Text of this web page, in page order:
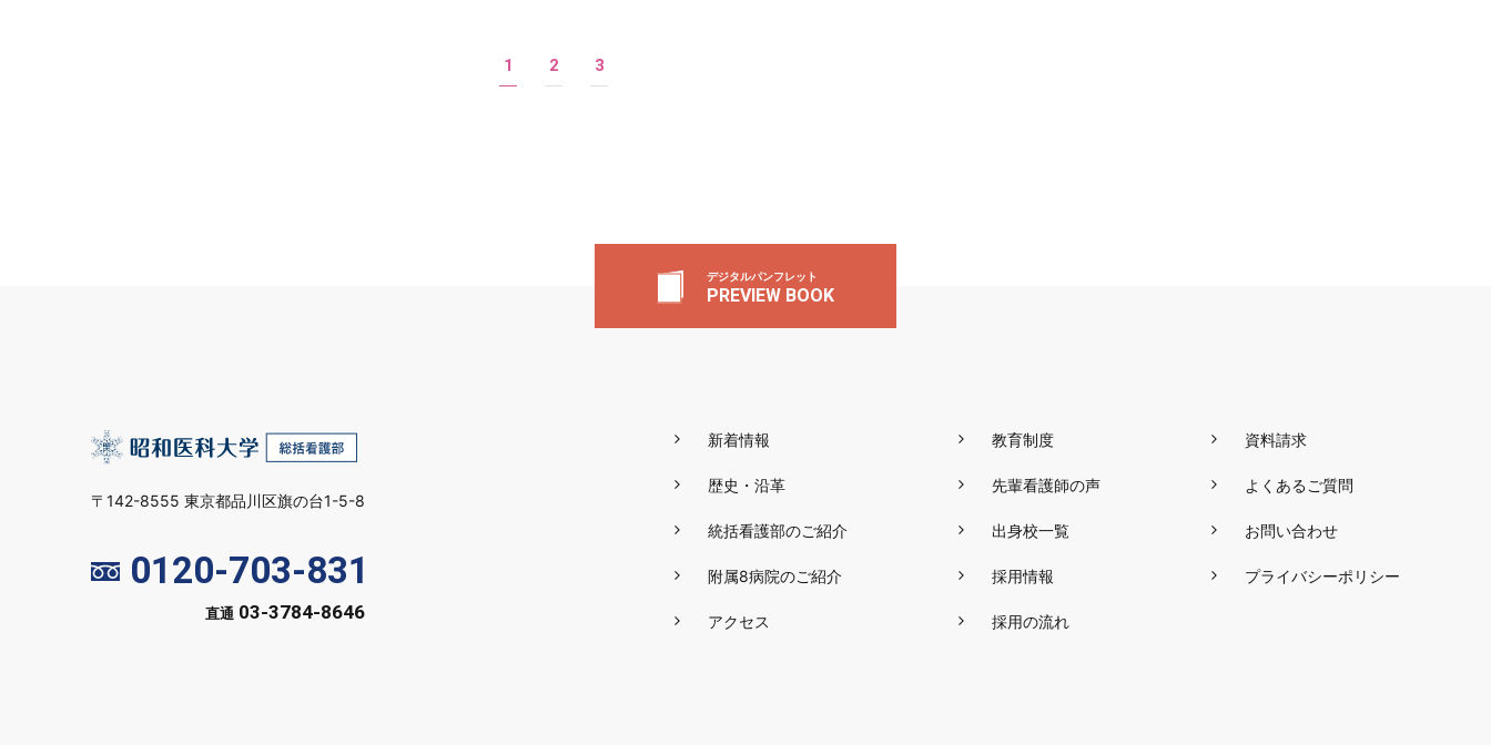
1 2 3
デジタルパンフレット
PREVIEW BOOK
〒142-8555 東京都品川区旗の台1-5-8
0120-703-831
直通 03-3784-8646
新着情報
歴史・沿革
統括看護部のご紹介
附属8病院のご紹介
アクセス
教育制度
先輩看護師の声
出身校一覧
採用情報
採用の流れ
資料請求
よくあるご質問
お問い合わせ
プライバシーポリシー